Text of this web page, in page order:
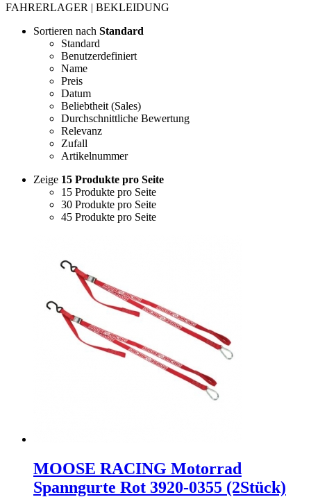
FAHRERLAGER | BEKLEIDUNG
Sortieren nach Standard
Standard
Benutzerdefiniert
Name
Preis
Datum
Beliebtheit (Sales)
Durchschnittliche Bewertung
Relevanz
Zufall
Artikelnummer
Zeige 15 Produkte pro Seite
15 Produkte pro Seite
30 Produkte pro Seite
45 Produkte pro Seite
MOOSE RACING Motorrad
Spanngurte Rot 3920-0355 (2Stück)